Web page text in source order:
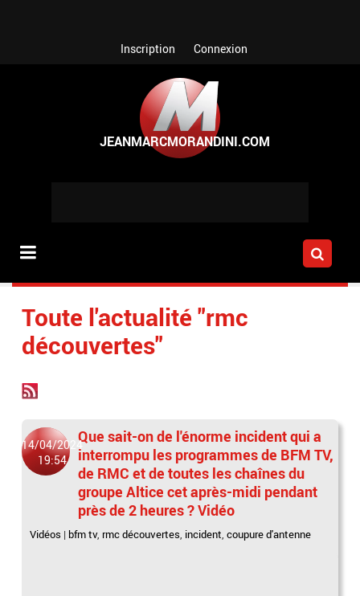
Inscription Connexion
Toute l'actualité "rmc
découvertes"
14/04/2024
19:54
Que sait-on de l'énorme incident qui a
interrompu les programmes de BFM TV,
de RMC et de toutes les chaînes du
groupe Altice cet après-midi pendant
près de 2 heures ? Vidéo
Vidéos | bfm tv, rmc découvertes, incident,coupure d'antenne